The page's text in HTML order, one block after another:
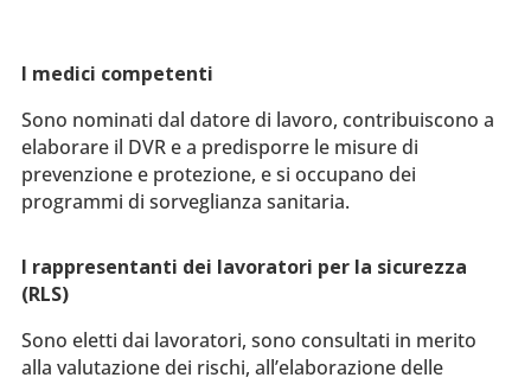
I medici competenti
Sono nominati dal datore di lavoro, contribuiscono a
elaborare il DVR e a predisporre le misure di
prevenzione e protezione, e si occupano dei
programmi di sorveglianza sanitaria.
I rappresentanti dei lavoratori per la sicurezza
(RLS)
Sono eletti dai lavoratori, sono consultati in merito
alla valutazione dei rischi, all’elaborazione delle